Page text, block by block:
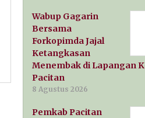
Wabup Gagarin
Bersama
Forkopimda Jajal
Ketangkasan
Menembak di Lapangan
Pacitan
8 Agustus 2026
Pemkab Pacitan